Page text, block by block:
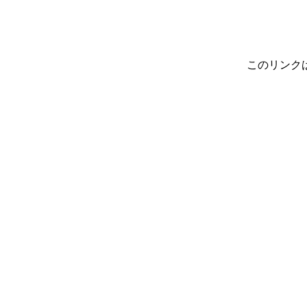
このリンク